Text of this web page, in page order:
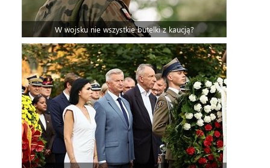
W wojsku nie wszystkie butelki z kaucją?